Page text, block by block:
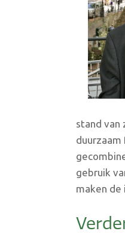
stand van
gebruik
maken de